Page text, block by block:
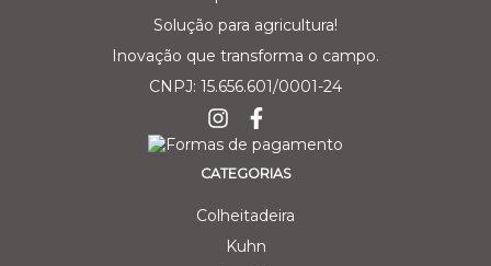
Solução para agricultura!
Inovação que transforma o campo.
CNPJ: 15.656.601/0001-24
CATEGORIAS
Colheitadeira
Kuhn